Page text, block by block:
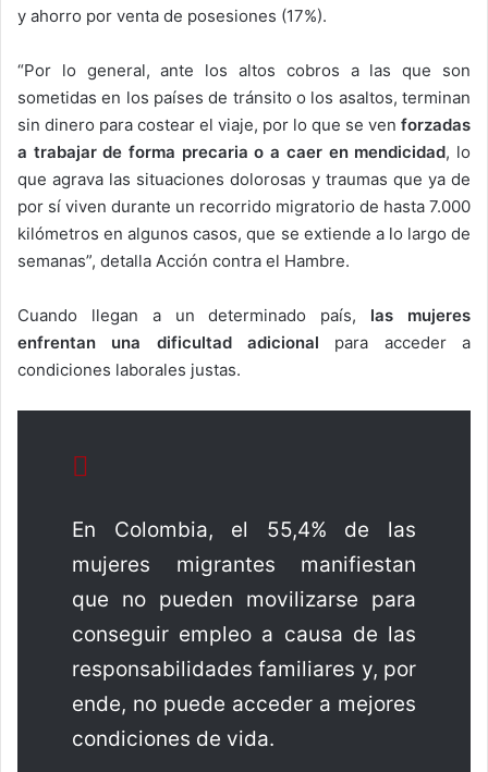
y ahorro por venta de posesiones (17%).
“Por lo general, ante los altos cobros a las que son
sometidas en los países de tránsito o los asaltos, terminan
sin dinero para costear el viaje, por lo que se ven forzadas
a trabajar de forma precaria o a caer en mendicidad, lo
que agrava las situaciones dolorosas y traumas que ya de
por sí viven durante un recorrido migratorio de hasta 7.000
kilómetros en algunos casos, que se extiende a lo largo de
semanas”, detalla Acción contra el Hambre.
Cuando llegan a un determinado país, las mujeres
enfrentan una dificultad adicional para acceder a
condiciones laborales justas.
En Colombia, el 55,4% de las
mujeres migrantes manifiestan
que no pueden movilizarse para
conseguir empleo a causa de las
responsabilidades familiares y, por
ende, no puede acceder a mejores
condiciones de vida.